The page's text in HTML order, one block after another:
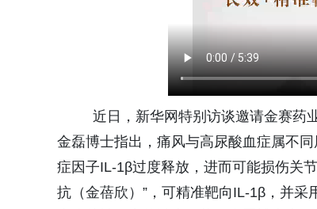
近日，新华网特别访谈邀请金赛药业
金磊博士指出，痛风与高尿酸血症属不
症因子IL-1β过度释放，进而可能损伤关
抗（金蓓欣）”，可精准靶向IL-1β，并